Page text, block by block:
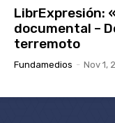
LibrExpresión:
documental –
terremoto
Fundamedios - Nov 1,